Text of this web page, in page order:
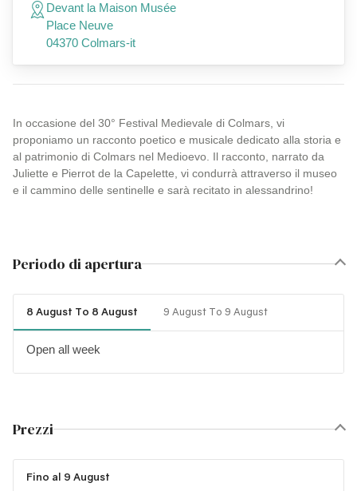
In occasione del 30° Festival Medievale di Colmars, vi
proponiamo un racconto poetico e musicale dedicato alla storia e
al patrimonio di Colmars nel Medioevo. Il racconto, narrato da
Juliette e Pierrot de la Capelette, vi condurrà attraverso il museo
e il cammino delle sentinelle e sarà recitato in alessandrino!
Periodo di apertura
8 August To 8 August 9 August To 9 August
Open all week
Prezzi
Fino al 9 August
Devant la Maison Musée
Place Neuve
04370 Colmars-it